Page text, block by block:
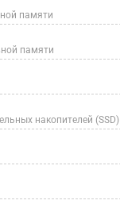
памяти
памяти
накопителей (SSD)